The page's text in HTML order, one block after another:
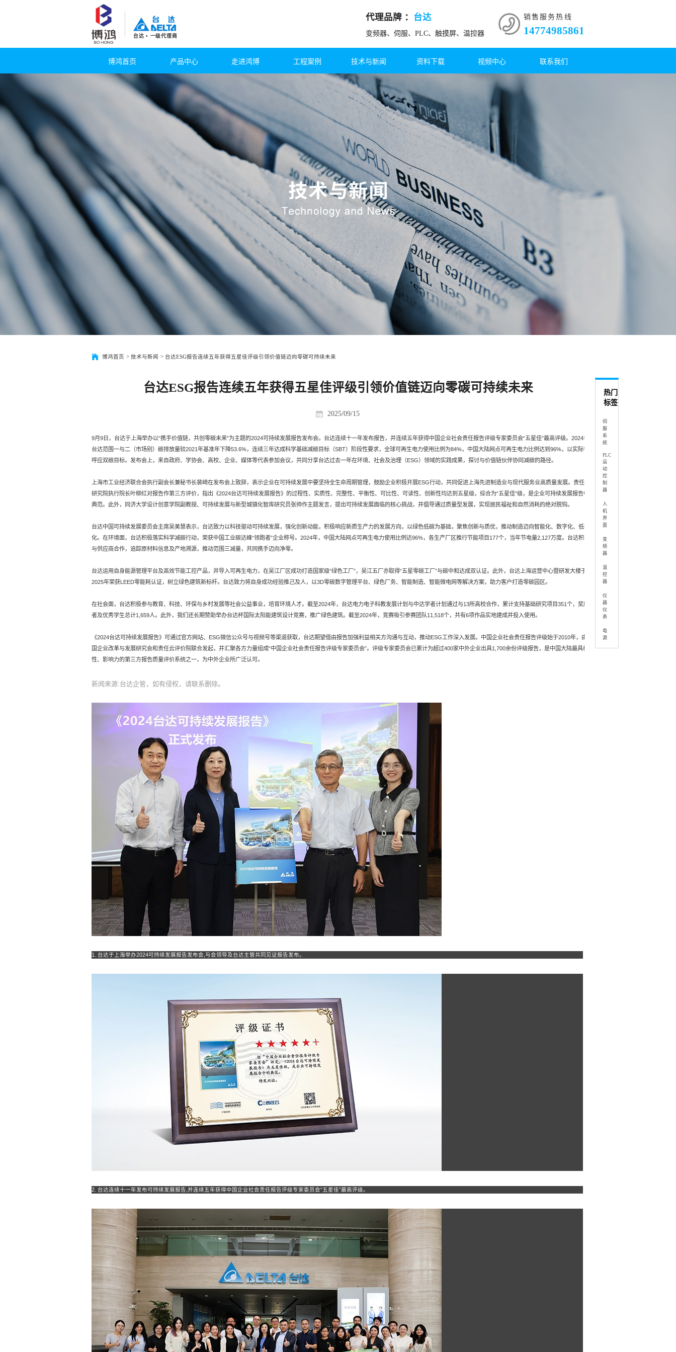
台达 • 一级代理商
代理品牌 ： 台达
变频器、伺服、PLC、触摸屏、温控器
销售服务热线
14774985861
博鸿首页 产品中心 走进鸿博 工程案例 技术与新闻 资料下载 视频中心 联系我们
博鸿首页 > 技术与新闻 > 台达ESG报告连续五年获得五星佳评级引领价值链迈向零碳可持续未来
台达ESG报告连续五年获得五星佳评级引领价值链迈向零碳可持续未来
2025/09/15
9月9日，台达于上海举办以“携手价值链，共创零碳未来”为主题的2024可持续发展报告发布会。台达连续十一年发布报告，并连续五年获得中国企业社会责任报告评级专家委员会“五星佳”最高评级。2024年，
台达范围一与二（市场别）碳排放量较2021年基准年下降53.6%，连续三年达成科学基础减碳目标（SBT）阶段性要求，全球可再生电力使用比例为84%，中国大陆网点可再生电力比例达到96%，以实际行动
呼应双碳目标。发布会上，来自政府、学协会、高校、企业、媒体等代表参加会议，共同分享台达过去一年在环境、社会及治理（ESG）领域的实践成果，探讨与价值链伙伴协同减碳的路径。
上海市工业经济联合会执行副会长兼秘书长裴崎在发布会上致辞，表示企业在可持续发展中要坚持全生命周期管理，鼓励企业积极开展ESG行动，共同促进上海先进制造业与现代服务业高质量发展。责任云
研究院执行院长叶柳红对报告作第三方评价，指出《2024台达可持续发展报告》的过程性、实质性、完整性、平衡性、可比性、可读性、创新性均达到五星级，综合为“五星佳”级，是企业可持续发展报告中的
典范。此外，同济大学设计创意学院副教授、可持续发展与新型城镇化智库研究员张帅作主题发言，提出可持续发展面临的核心挑战，并倡导通过质量型发展，实现居民福祉和自然消耗的绝对脱钩。
台达中国可持续发展委员会主席吴美慧表示，台达致力以科技驱动可持续发展，强化创新动能，积极响应新质生产力的发展方向，以绿色低碳为基础，聚焦创新与质优，推动制造迈向智能化、数字化、低碳
化。在环境面，台达积极落实科学减碳行动，荣获中国工业碳达峰“领跑者”企业称号。2024年，中国大陆网点可再生电力使用比例达96%，各生产厂区推行节能项目177个，当年节电量2,127万度。台达积极
与供应商合作，追踪原材料信息及产地溯源，推动范围三减量，共同携手迈向净零。
台达运用自身能源管理平台及高效节能工控产品，并导入可再生电力，在吴江厂区成功打造国家级“绿色工厂”，吴江五厂亦取得“五星零碳工厂”与碳中和达成双认证。此外，台达上海运营中心暨研发大楼于
2025年荣获LEED零能耗认证，树立绿色建筑新标杆。台达致力将自身成功经验推己及人，以3D零碳数字管理平台、绿色厂务、智能制造、智能微电网等解决方案，助力客户打造零碳园区。
在社会面，台达积极参与教育、科技、环保与乡村发展等社会公益事业，培育环境人才。截至2024年，台达电力电子科教发展计划与中达学者计划通过与13所高校合作，累计支持基础研究项目351个，奖励学
者及优秀学生总计1,659人。此外，我们还长期赞助举办台达杯国际太阳能建筑设计竞赛，推广绿色建筑。截至2024年，竞赛吸引参赛团队11,518个，共有6项作品实地建成并投入使用。
《2024台达可持续发展报告》可通过官方网站、ESG微信公众号与视频号等渠道获取，台达期望借由报告加强利益相关方沟通与互动，推动ESG工作深入发展。中国企业社会责任报告评级始于2010年，由中
国企业改革与发展研究会和责任云评价院联合发起，并汇聚各方力量组成“中国企业社会责任报告评级专家委员会”。评级专家委员会已累计为超过400家中外企业出具1,700余份评级报告，是中国大陆最具权威
性、影响力的第三方报告质量评价系统之一，为中外企业所广泛认可。
新闻来源:台达企管，如有侵权，请联系删除。
1. 台达于上海举办2024可持续发展报告发布会,与会领导及台达主管共同见证报告发布。
2. 台达连续十一年发布可持续发展报告,并连续五年获得中国企业社会责任报告评级专家委员会“五星佳”最高评级。
热门
标签
伺
服
系
统
PLC
运
动
控
制
器
人
机
界
面
变
频
器
温
控
器
仪
器
仪
表
电
源